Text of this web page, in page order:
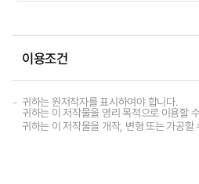
이용조건
귀하는 원저작자를 표시하여야 합니다.
귀하는 이 저작물을 영리 목적으로 이용할
귀하는 이 저작물을 개작, 변형 또는 가공할